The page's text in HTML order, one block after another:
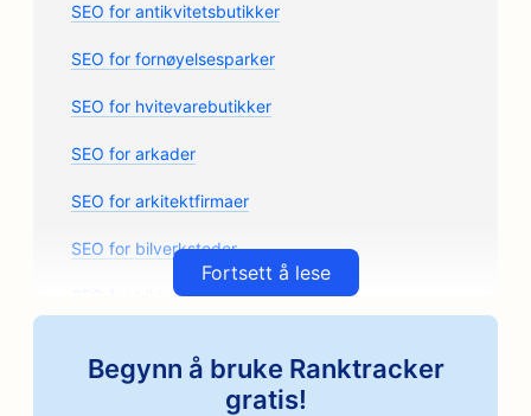
SEO for antikvitetsbutikker
SEO for fornøyelsesparker
SEO for hvitevarebutikker
SEO for arkader
SEO for arkitektfirmaer
SEO for bilverksteder
SEO for bildelerbutikker
SEO for bilverksteder
Fortsett å lese
Begynn å bruke Ranktracker
gratis!